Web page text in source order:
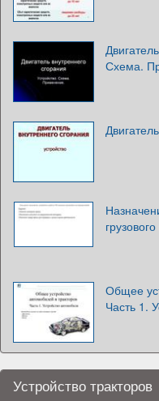
Схема.
Общее
Часть 1.
Устройство тракторов